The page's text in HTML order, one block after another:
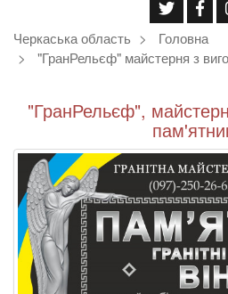
Черкаська область
Головна
"ГранРельєф" майстерня з
"ГранРельєф",